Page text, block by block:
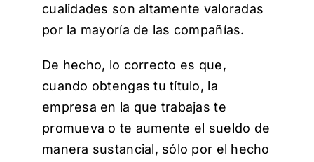
cualidades son altamente valoradas
por la mayoría de las compañías.
De hecho, lo correcto es que,
cuando obtengas tu título, la
empresa en la que trabajas te
promueva o te aumente el sueldo de
manera sustancial, sólo por el hecho